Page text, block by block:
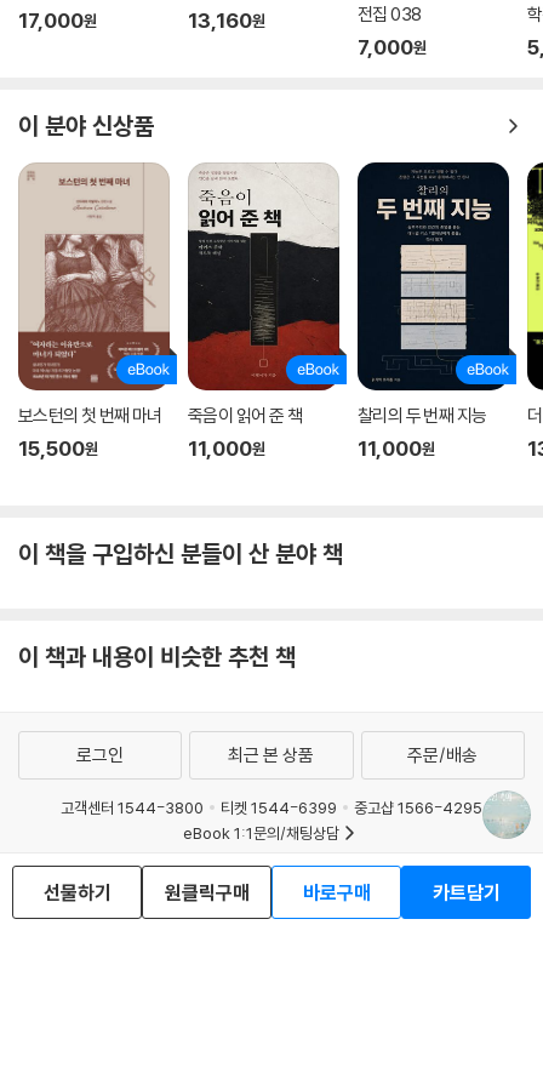
17,000원 13,160원
전집 038
7,000원
이 분야 신상품
보스턴의 첫 번째 마녀
15,500원
죽음이 읽어 준 책
11,000원
찰리의 두 번째 지능
11,000원
이 책을 구입하신 분들이 산 분야 책
이 책과 내용이 비슷한 추천 책
선물하기 원클릭구매 바로구매 카트담기
로그인 최근 본 상품 주문/배송
고객센터 1544-3800 티켓 1544-6399
중고샵 1566-4295
eBook 1:1문의/채팅상담
예스이십사(주) 사업자 정보
이용약관
개인정보처리방침
청소년보호정책